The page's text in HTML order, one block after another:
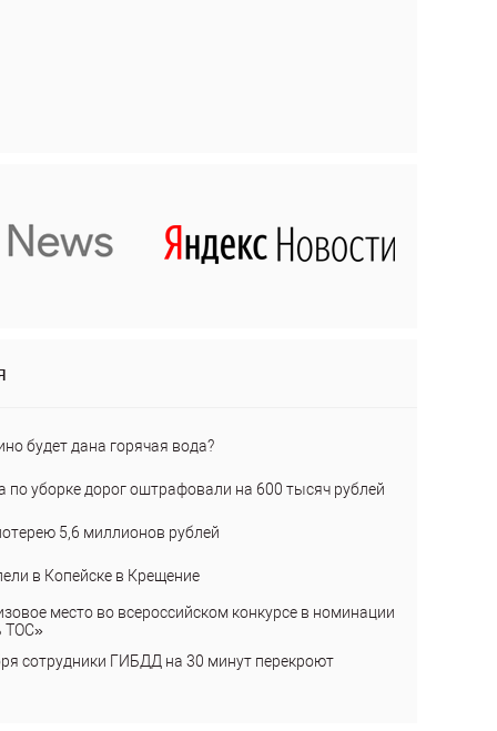
будет дана горячая вода?
по уборке дорог оштрафовали на 600 тысяч рублей
5,6 миллионов рублей
в Копейске в Крещение
место во всероссийском конкурсе в номинации
ТОС»
сотрудники ГИБДД на 30 минут перекроют